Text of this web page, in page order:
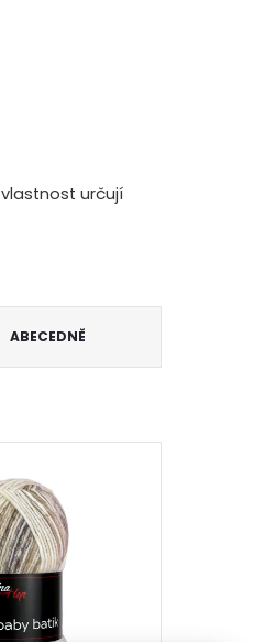
určují
ABECEDNĚ